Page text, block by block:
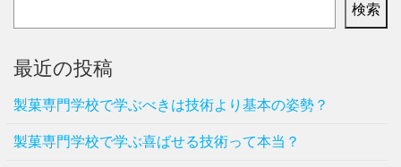
検索
最近の投稿
製菓専門学校で学ぶべきは技術より基本の姿勢？
製菓専門学校で学ぶ喜ばせる技術って本当？